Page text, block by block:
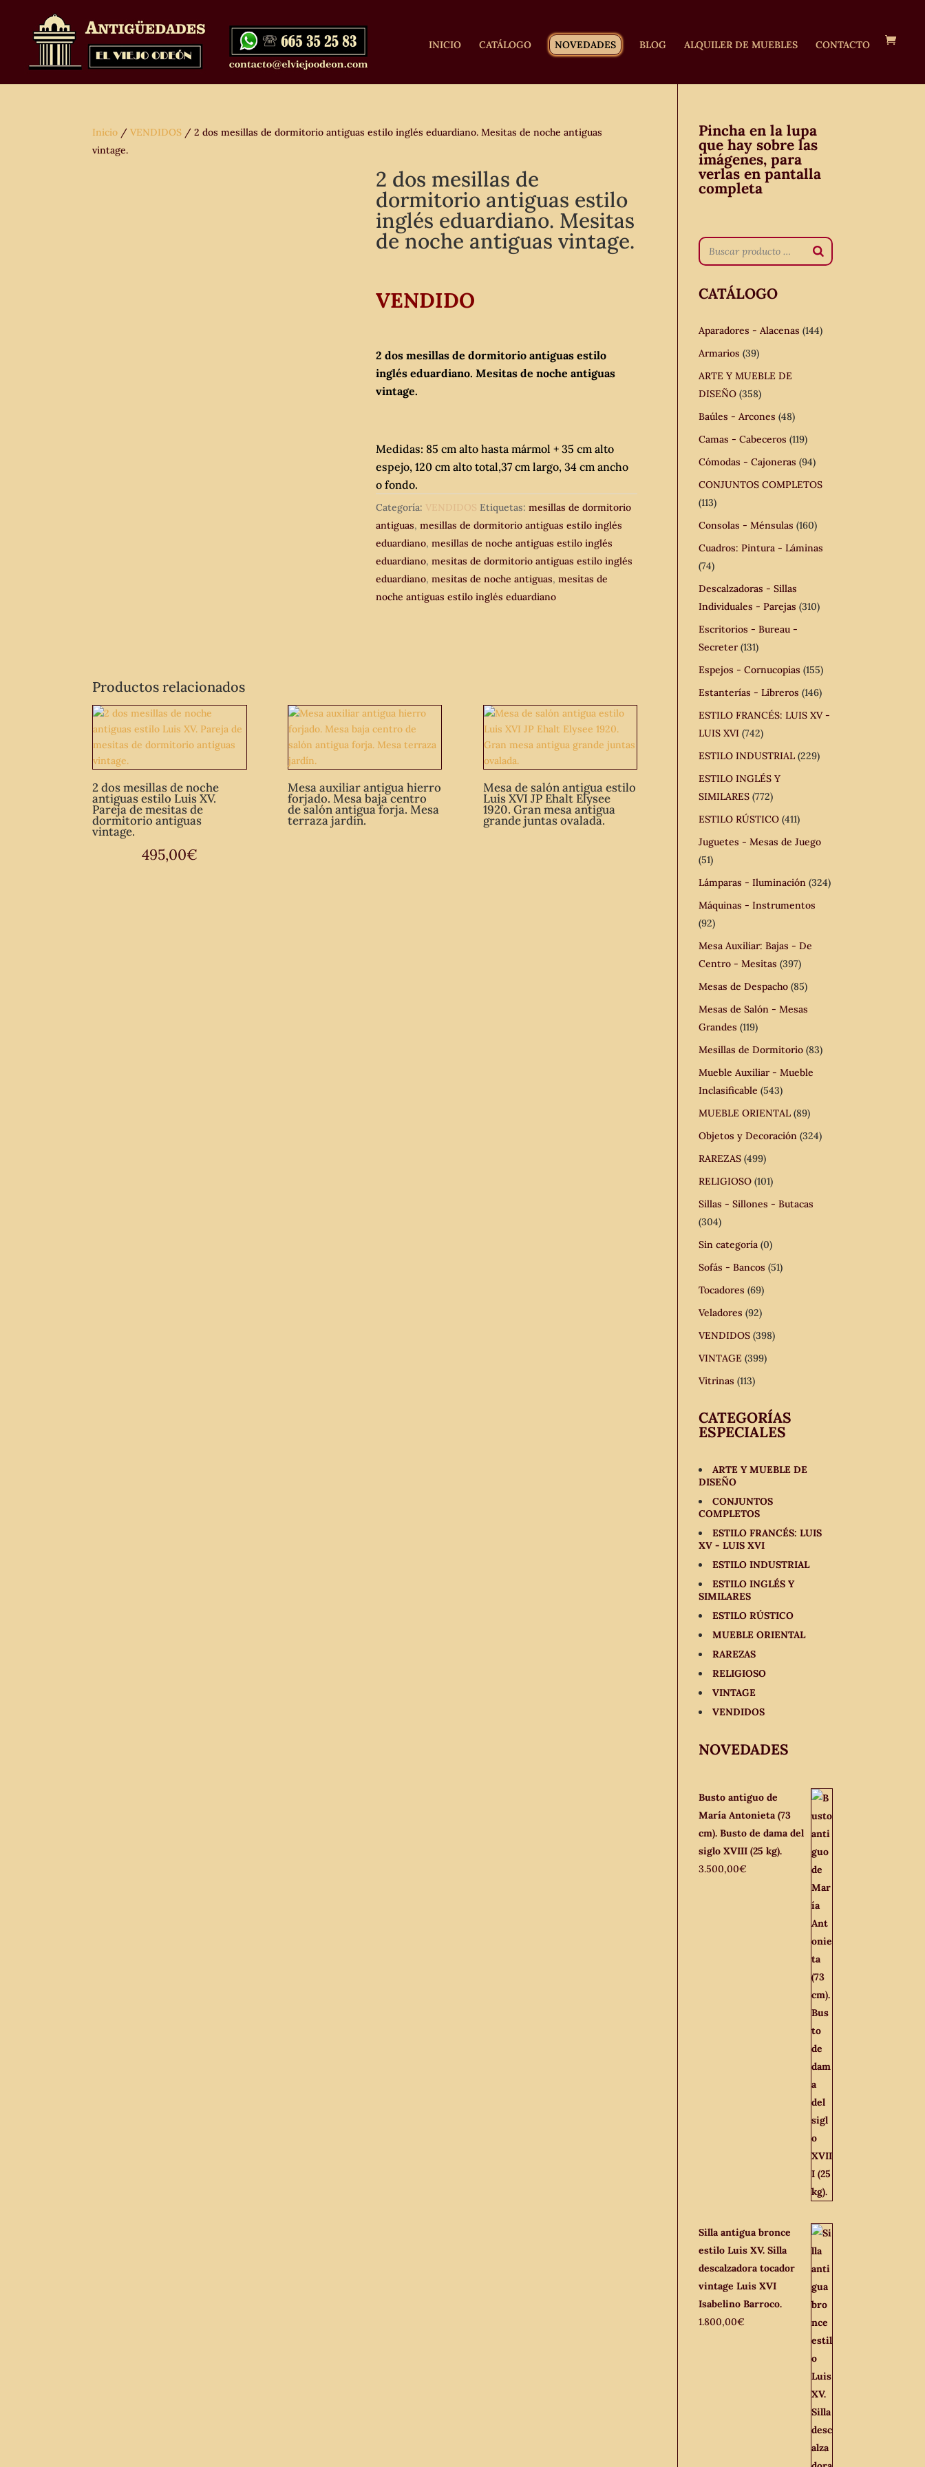
INICIO CATÁLOGO NOVEDADES BLOG ALQUILER DE MUEBLES CONTACTO
Inicio /VENDIDOS / 2 dos mesillas de dormitorio antiguas estilo inglés eduardiano. Mesitas de noche antiguas
vintage.
2 dos mesillas de
dormitorio antiguas estilo
inglés eduardiano. Mesitas
de noche antiguas vintage.
VENDIDO
2 dos mesillas de dormitorio antiguas estilo
inglés eduardiano. Mesitas de noche antiguas
vintage.
Medidas: 85 cm alto hasta mármol + 35 cm alto
espejo, 120 cm alto total,37 cm largo, 34 cm ancho
o fondo.
Categoría: VENDIDOS Etiquetas:mesillas de dormitorio
antiguas,mesillas de dormitorio antiguas estilo inglés
eduardiano,mesillas de noche antiguas estilo inglés
eduardiano,mesitas de dormitorio antiguas estilo inglés
eduardiano,mesitas de noche antiguas,mesitas de
noche antiguas estilo inglés eduardiano
Productos relacionados
2 dos mesillas de noche
antiguas estilo Luis XV.
Pareja de mesitas de
dormitorio antiguas
vintage.
495,00€
Mesa auxiliar antigua hierro
forjado. Mesa baja centro
de salón antigua forja. Mesa
terraza jardín.
Mesa de salón antigua estilo
Luis XVI JP Ehalt Elysee
1920. Gran mesa antigua
grande juntas ovalada.
Pincha en la lupa
que hay sobre las
imágenes, para
verlas en pantalla
completa
CATÁLOGO
Aparadores - Alacenas (144)
Armarios (39)
ARTE Y MUEBLE DE
DISEÑO (358)
Baúles - Arcones (48)
Camas - Cabeceros (119)
Cómodas - Cajoneras (94)
CONJUNTOS COMPLETOS
(113)
Consolas - Ménsulas (160)
Cuadros: Pintura - Láminas
(74)
Descalzadoras - Sillas
Individuales - Parejas (310)
Escritorios - Bureau -
Secreter (131)
Espejos - Cornucopias (155)
Estanterías - Libreros (146)
ESTILO FRANCÉS: LUIS XV -
LUIS XVI (742)
ESTILO INDUSTRIAL (229)
ESTILO INGLÉS Y
SIMILARES (772)
ESTILO RÚSTICO (411)
Juguetes - Mesas de Juego
(51)
Lámparas - Iluminación (324)
Máquinas - Instrumentos
(92)
Mesa Auxiliar: Bajas - De
Centro - Mesitas (397)
Mesas de Despacho (85)
Mesas de Salón - Mesas
Grandes (119)
Mesillas de Dormitorio (83)
Mueble Auxiliar - Mueble
Inclasificable (543)
MUEBLE ORIENTAL (89)
Objetos y Decoración (324)
RAREZAS (499)
RELIGIOSO (101)
Sillas - Sillones - Butacas
(304)
Sin categoría (0)
Sofás - Bancos (51)
Tocadores (69)
Veladores (92)
VENDIDOS (398)
VINTAGE (399)
Vitrinas (113)
CATEGORÍAS
ESPECIALES
ARTE Y MUEBLE DE
DISEÑO
CONJUNTOS
COMPLETOS
ESTILO FRANCÉS: LUIS
XV - LUIS XVI
ESTILO INDUSTRIAL
ESTILO INGLÉS Y
SIMILARES
ESTILO RÚSTICO
MUEBLE ORIENTAL
RAREZAS
RELIGIOSO
VINTAGE
VENDIDOS
NOVEDADES
Busto antiguo de
María Antonieta (73
cm). Busto de dama del
siglo XVIII (25 kg).
3.500,00€
Silla antigua bronce
estilo Luis XV. Silla
descalzadora tocador
vintage Luis XVI
Isabelino Barroco.
1.800,00€